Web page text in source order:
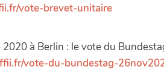
vote-brevet-unitaire
à Berlin : le vote du
vote-du-bundestag-